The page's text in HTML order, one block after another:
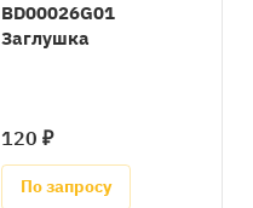
BD00026G01
Заглушка
120 ₽
По запросу